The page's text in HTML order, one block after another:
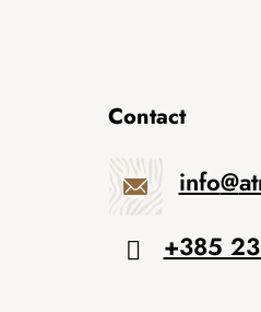
Contact
info@
+385